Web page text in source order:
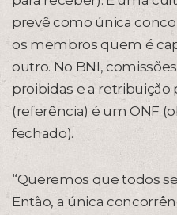
prevê como única
os membros quem é
outro. No BNI,
proibidas e a retribuição
(referência) é um ONF
fechado).
“Queremos que todos
Então, a única